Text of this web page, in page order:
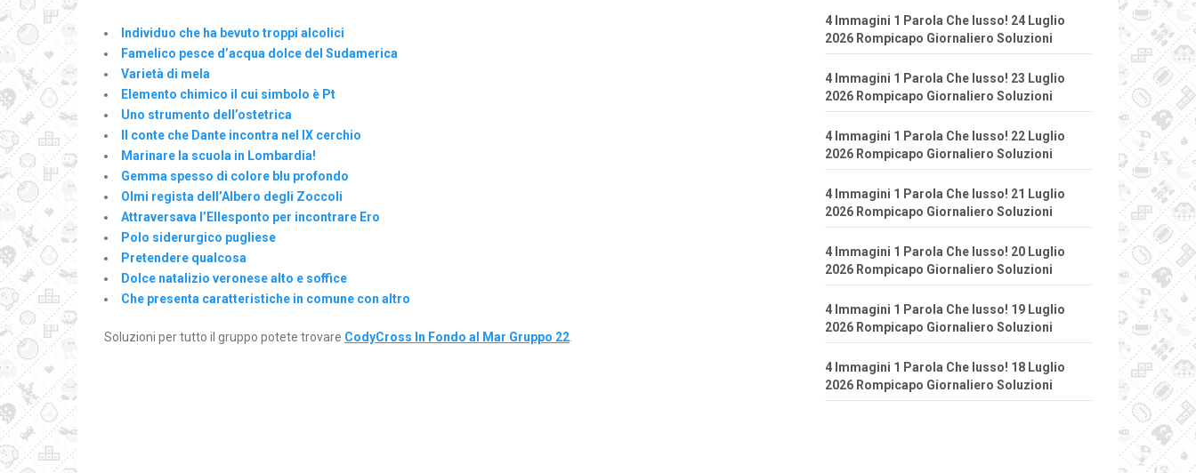
Individuo che ha bevuto troppi alcolici
Famelico pesce d’acqua dolce del Sudamerica
Varietà di mela
Elemento chimico il cui simbolo è Pt
Uno strumento dell’ostetrica
Il conte che Dante incontra nel IX cerchio
Marinare la scuola in Lombardia!
Gemma spesso di colore blu profondo
Olmi regista dell’Albero degli Zoccoli
Attraversava l’Ellesponto per incontrare Ero
Polo siderurgico pugliese
Pretendere qualcosa
Dolce natalizio veronese alto e soffice
Che presenta caratteristiche in comune con altro
Soluzioni per tutto il gruppo potete trovare CodyCross In Fondo al Mar Gruppo 22
4 Immagini 1 Parola Che lusso! 24 Luglio
2026 Rompicapo Giornaliero Soluzioni
4 Immagini 1 Parola Che lusso! 23 Luglio
2026 Rompicapo Giornaliero Soluzioni
4 Immagini 1 Parola Che lusso! 22 Luglio
2026 Rompicapo Giornaliero Soluzioni
4 Immagini 1 Parola Che lusso! 21 Luglio
2026 Rompicapo Giornaliero Soluzioni
4 Immagini 1 Parola Che lusso! 20 Luglio
2026 Rompicapo Giornaliero Soluzioni
4 Immagini 1 Parola Che lusso! 19 Luglio
2026 Rompicapo Giornaliero Soluzioni
4 Immagini 1 Parola Che lusso! 18 Luglio
2026 Rompicapo Giornaliero Soluzioni